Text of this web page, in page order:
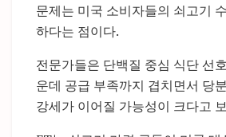
문제는 미국 소비자들의 쇠고기
하다는 점이다.
전문가들은 단백질 중심 식단 선
운데 공급 부족까지 겹치면서 당
강세가 이어질 가능성이 크다고